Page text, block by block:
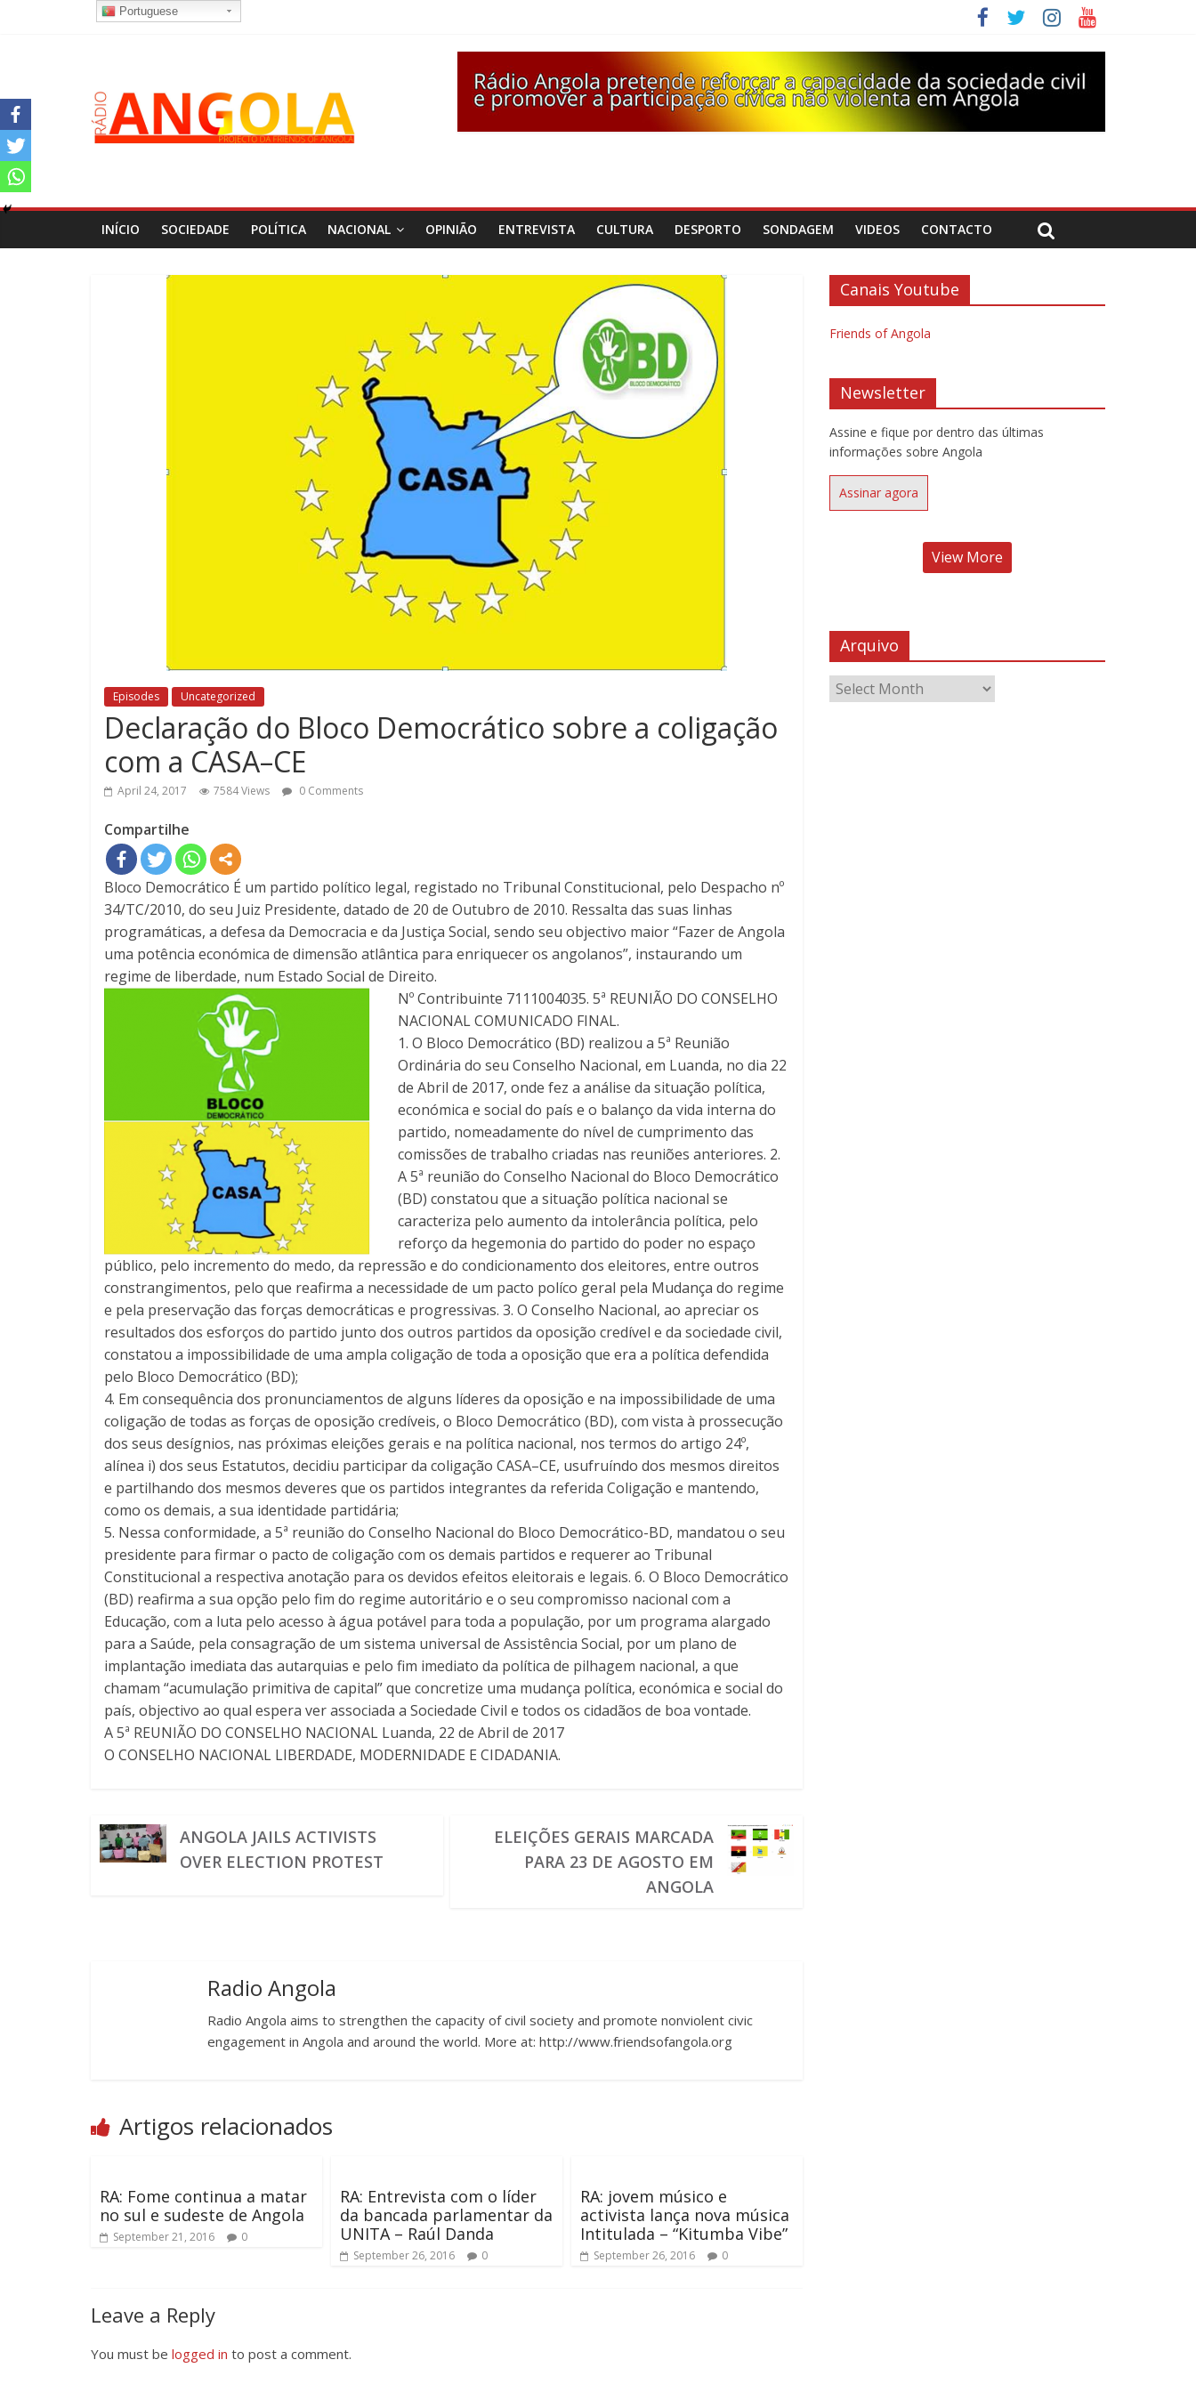
INÍCIO SOCIEDADE POLÍTICA NACIONAL OPINIÃO ENTREVISTA CULTURA DESPORTO SONDAGEM VIDEOS CONTACTO
Episodes Uncategorized
Declaração do Bloco Democrático sobre a coligação
com a CASA–CE
April 24, 2017 7584 Views 0 Comments
Compartilhe
Bloco Democrático É um partido político legal, registado no Tribunal Constitucional, pelo Despacho nº
34/TC/2010, do seu Juiz Presidente, datado de 20 de Outubro de 2010. Ressalta das suas linhas
programáticas, a defesa da Democracia e da Justiça Social, sendo seu objectivo maior “Fazer de Angola
uma potência económica de dimensão atlântica para enriquecer os angolanos”, instaurando um
regime de liberdade, num Estado Social de Direito.
Nº Contribuinte 7111004035. 5ª REUNIÃO DO CONSELHO
NACIONAL COMUNICADO FINAL.
1. O Bloco Democrático (BD) realizou a 5ª Reunião
Ordinária do seu Conselho Nacional, em Luanda, no dia 22
de Abril de 2017, onde fez a análise da situação política,
económica e social do país e o balanço da vida interna do
partido, nomeadamente do nível de cumprimento das
comissões de trabalho criadas nas reuniões anteriores. 2.
A 5ª reunião do Conselho Nacional do Bloco Democrático
(BD) constatou que a situação política nacional se
caracteriza pelo aumento da intolerância política, pelo
reforço da hegemonia do partido do poder no espaço
público, pelo incremento do medo, da repressão e do condicionamento dos eleitores, entre outros
constrangimentos, pelo que reafirma a necessidade de um pacto políco geral pela Mudança do regime
e pela preservação das forças democráticas e progressivas. 3. O Conselho Nacional, ao apreciar os
resultados dos esforços do partido junto dos outros partidos da oposição credível e da sociedade civil,
constatou a impossibilidade de uma ampla coligação de toda a oposição que era a política defendida
pelo Bloco Democrático (BD);
4. Em consequência dos pronunciamentos de alguns líderes da oposição e na impossibilidade de uma
coligação de todas as forças de oposição credíveis, o Bloco Democrático (BD), com vista à prossecução
dos seus desígnios, nas próximas eleições gerais e na política nacional, nos termos do artigo 24º,
alínea i) dos seus Estatutos, decidiu participar da coligação CASA–CE, usufruíndo dos mesmos direitos
e partilhando dos mesmos deveres que os partidos integrantes da referida Coligação e mantendo,
como os demais, a sua identidade partidária;
5. Nessa conformidade, a 5ª reunião do Conselho Nacional do Bloco Democrático-BD, mandatou o seu
presidente para firmar o pacto de coligação com os demais partidos e requerer ao Tribunal
Constitucional a respectiva anotação para os devidos efeitos eleitorais e legais. 6. O Bloco Democrático
(BD) reafirma a sua opção pelo fim do regime autoritário e o seu compromisso nacional com a
Educação, com a luta pelo acesso à água potável para toda a população, por um programa alargado
para a Saúde, pela consagração de um sistema universal de Assistência Social, por um plano de
implantação imediata das autarquias e pelo fim imediato da política de pilhagem nacional, a que
chamam “acumulação primitiva de capital” que concretize uma mudança política, económica e social do
país, objectivo ao qual espera ver associada a Sociedade Civil e todos os cidadãos de boa vontade.
A 5ª REUNIÃO DO CONSELHO NACIONAL Luanda, 22 de Abril de 2017
O CONSELHO NACIONAL LIBERDADE, MODERNIDADE E CIDADANIA.
ANGOLA JAILS ACTIVISTS
OVER ELECTION PROTEST
ELEIÇÕES GERAIS MARCADA
PARA 23 DE AGOSTO EM
ANGOLA
Radio Angola
Radio Angola aims to strengthen the capacity of civil society and promote nonviolent civic
engagement in Angola and around the world. More at: http://www.friendsofangola.org
Artigos relacionados
RA: Fome continua a matar
no sul e sudeste de Angola
September 21, 2016 0
RA: Entrevista com o líder
da bancada parlamentar da
UNITA – Raúl Danda
September 26, 2016 0
RA: jovem músico e
activista lança nova música
Intitulada – “Kitumba Vibe”
September 26, 2016 0
Leave a Reply
You must be logged in to post a comment.
Canais Youtube
Friends of Angola
Newsletter
Assine e fique por dentro das últimas
informações sobre Angola
Assinar agora
View More
Arquivo
Portuguese